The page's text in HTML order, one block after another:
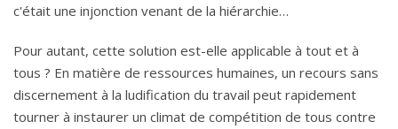
c'était une injonction venant de la hiérarchie…
Pour autant, cette solution est-elle applicable à tout et à
tous ? En matière de ressources humaines, un recours sans
discernement à la ludification du travail peut rapidement
tourner à instaurer un climat de compétition de tous contre